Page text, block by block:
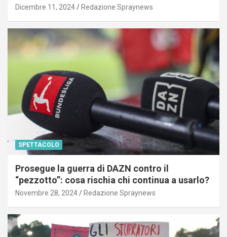
Dicembre 11, 2024 Redazione Spraynews
SPETTACOLO
Prosegue la guerra di DAZN contro il
“pezzotto”: cosa rischia chi continua a usarlo?
Novembre 28, 2024 Redazione Spraynews